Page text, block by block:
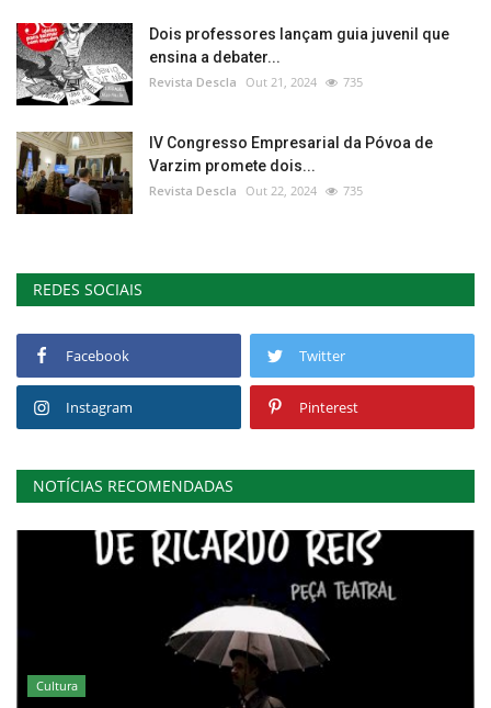
Dois professores lançam guia juvenil que
ensina a debater...
Revista Descla Out 21, 2024 735
IV Congresso Empresarial da Póvoa de
Varzim promete dois...
Revista Descla Out 22, 2024 735
REDES SOCIAIS
Facebook Twitter
Instagram Pinterest
NOTÍCIAS RECOMENDADAS
Cultura